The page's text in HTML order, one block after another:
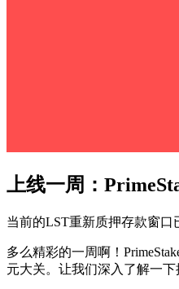
上线一周：
当前的LST重新质押存款窗口
多么精彩的一周啊！
元大关。让我们深入了解一